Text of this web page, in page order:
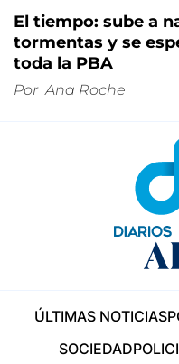
El tiempo: sube a
tormentas y se
toda la PBA
Por Ana Roche
ÚLTIMAS NOTICIAS
SOCIEDAD